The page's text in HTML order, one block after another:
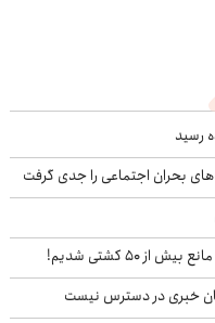
رسید
۵۰ کشتی شدیم!
خبری در دسترس نیست